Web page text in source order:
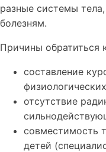
разные системы
болезням.
Причины обратиться
составление
отсутствие
совместимость
детей